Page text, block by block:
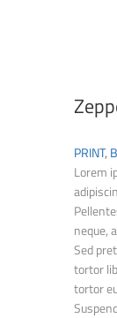
PRINT,
Lorem
neque,
Sed
tortor
tortor